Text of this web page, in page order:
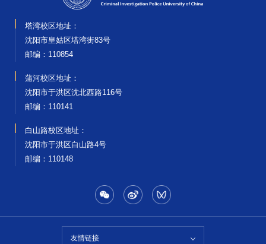
塔湾校区地址：
沈阳市皇姑区塔湾街83号
邮编‌：110854
蒲河校区地址：
沈阳市于洪区沈北西路116号
邮编‌：110141
白山路校区地址：
沈阳市于洪区白山路4号
邮编‌：110148
友情链接